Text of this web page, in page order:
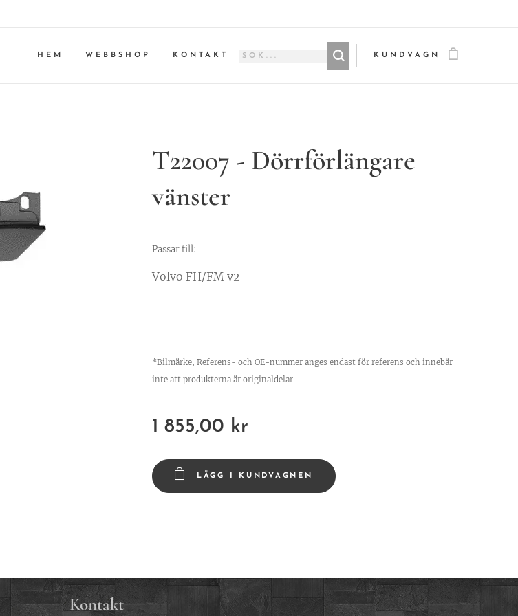
HEM WEBBSHOP KONTAKT KUNDVAGN
T22007 - Dörrförlängare
vänster
Passar till:
Volvo FH/FM v2
*Bilmärke, Referens- och OE-nummer anges endast för referens och innebär
inte att produkterna är originaldelar.
1 855,00 kr
LÄGG I KUNDVAGNEN
Kontakt